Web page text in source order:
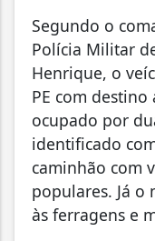
Segundo o
Polícia Militar
Henrique, o
PE com destino
ocupado por
identificado
caminhão com
populares. Já o
às ferragens e